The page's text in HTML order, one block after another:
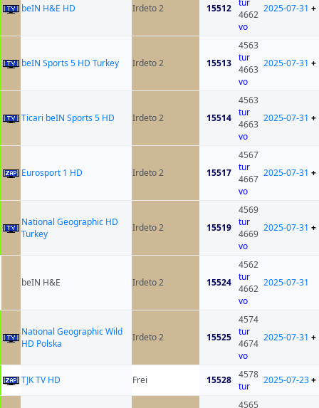
beIN H&E HD Irdeto 2 15512
tur
4662
vo
2025-07-31 +
beIN Sports 5 HD Turkey Irdeto 2 15513
4563
tur
4663
vo
2025-07-31 +
Ticari beIN Sports 5 HD Irdeto 2 15514
4563
tur
4663
vo
2025-07-31 +
Eurosport 1 HD Irdeto 2 15517
4567
tur
4667
vo
2025-07-31 +
National Geographic HD
Turkey
Irdeto 2 15519
4569
tur
4669
vo
2025-07-31 +
beIN H&E Irdeto 2 15524
4562
tur
4662
vo
2025-07-31
National Geographic Wild
HD Polska
Irdeto 2 15525
4574
tur
4674
vo
2025-07-31 +
TJK TV HD Frei 15528
4578
tur
2025-07-23+
4565